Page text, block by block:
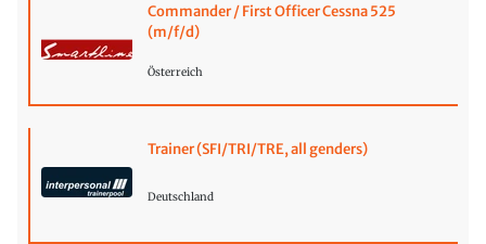
Commander / First Officer Cessna 525
(m/f/d)
Österreich
Trainer (SFI/TRI/TRE, all genders)
Deutschland